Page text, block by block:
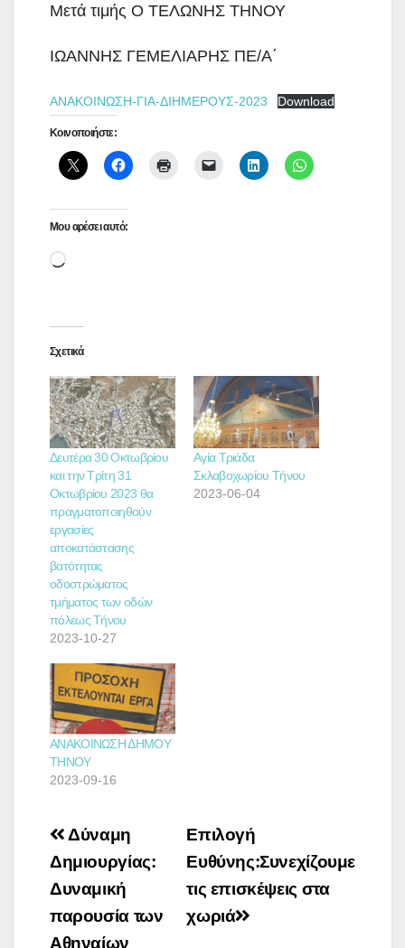
Μετά τιμής Ο ΤΕΛΩΝΗΣ ΤΗΝΟΥ
ΙΩΑΝΝΗΣ ΓΕΜΕΛΙΑΡΗΣ ΠΕ/Α΄
ΑΝΑΚΟΙΝΩΣΗ-ΓΙΑ-ΔΙΗΜΕΡΟΥΣ-2023 Download
Κοινοποιήστε:
Μου αρέσει αυτό:
Loading…
Σχετικά
Δευτέρα 30 Οκτωβρίου
και την Τρίτη 31
Οκτωβρίου 2023 θα
πραγματοποιηθούν
εργασίες
αποκατάστασης
βατότητας
οδοστρώματος
τμήματος των οδών
πόλεως Τήνου
2023-10-27
Αγία Τριάδα
Σκλαβοχωρίου Τήνου
2023-06-04
ΑΝΑΚΟΙΝΩΣΗ ΔΗΜΟΥ
ΤΗΝΟΥ
2023-09-16
Πλοήγηση
άρθρων
Επιλογή
Ευθύνης:Συνεχίζουμε
τις επισκέψεις στα
χωριά
Δύναμη
Δημιουργίας:
Δυναμική
παρουσία των
Αθηναίων